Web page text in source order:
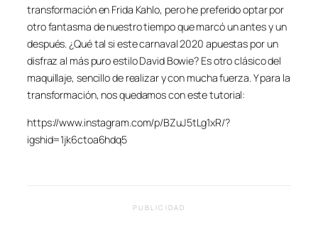
transformación en Frida Kahlo, pero he preferido optar por
otro fantasma de nuestro tiempo que marcó un antes y un
después. ¿Qué tal si este carnaval 2020 apuestas por un
disfraz al más puro estilo David Bowie? Es otro clásico del
maquillaje, sencillo de realizar y con mucha fuerza. Y para la
transformación, nos quedamos con este tutorial:
https://www.instagram.com/p/BZuJ5tLg1xR/?
igshid=1jk6ctoa6hdq5
PUBLICIDAD